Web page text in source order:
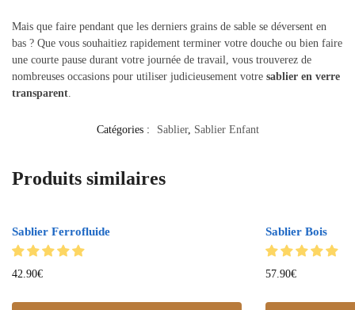
Mais que faire pendant que les derniers grains de sable se déversent en
bas ? Que vous souhaitiez rapidement terminer votre douche ou bien faire
une courte pause durant votre journée de travail, vous trouverez de
nombreuses occasions pour utiliser judicieusement votre sablier en verre
transparent
Catégories : Sablier, Sablier Enfant
Produits similaires
Sablier Ferrofluide
42.90€
Sablier Bois
57.90€